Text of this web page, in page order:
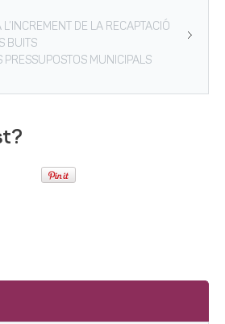
DE LA RECAPTACIÓ
BUITS
PRESSUPOSTOS MUNICIPALS